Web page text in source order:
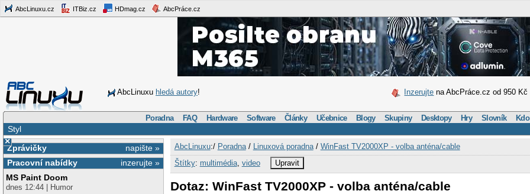
AbcLinuxu.cz ITBiz.cz HDmag.cz AbcPráce.cz
AbcLinuxu hledá autory! Inzerujte na AbcPráce.cz od 950 Kč
Poradna FAQ Hardware Software Články Učebnice Blogy Skupiny Desktopy Hry Slovník
Styl
×
napište »
Zprávičky
inzerujte »
Pracovní nabídky
MS Paint Doom
dnes 12:44 | Humor
AbcLinuxu:/ Poradna/ Linuxová poradna/ WinFast TV2000XP - volba anténa/cable
Štítky: multimédia, video Upravit
Dotaz: WinFast TV2000XP - volba anténa/cable